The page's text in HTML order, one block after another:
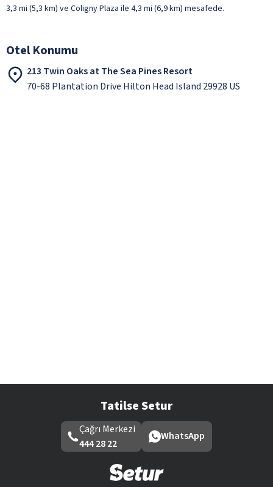
3,3 mi (5,3 km) ve Coligny Plaza ile 4,3 mi (6,9 km) mesafede.
Otel Konumu
213 Twin Oaks at The Sea Pines Resort
70-68 Plantation Drive Hilton Head Island 29928 US
Tatilse Setur
Çağrı Merkezi
444 28 22
WhatsApp